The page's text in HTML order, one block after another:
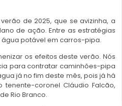
de 2025, que se avizinha, a
de ação. Entre as estratégias
potável em carros-pipa.
os efeitos deste verão. Nós
para contratar caminhões-pipa
já no fim deste mês, pois já há
tenente-coronel Cláudio Falcão,
Rio Branco.